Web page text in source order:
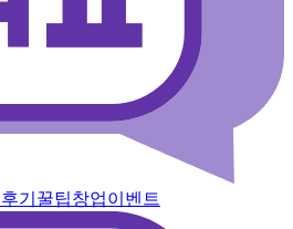
후기 꿀팁창업이벤트